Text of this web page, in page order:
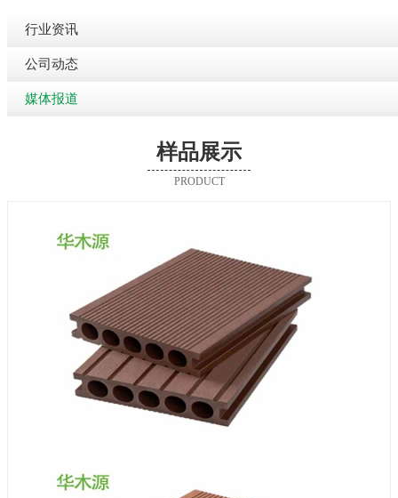
行业资讯
公司动态
媒体报道
样品展示
PRODUCT